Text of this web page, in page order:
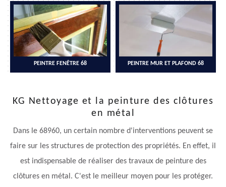
PEINTRE FENÊTRE 68 PEINTRE MUR ET PLAFOND 68
KG Nettoyage et la peinture des clôtures
en métal
Dans le 68960, un certain nombre d'interventions peuvent se
faire sur les structures de protection des propriétés. En effet, il
est indispensable de réaliser des travaux de peinture des
clôtures en métal. C'est le meilleur moyen pour les protéger.